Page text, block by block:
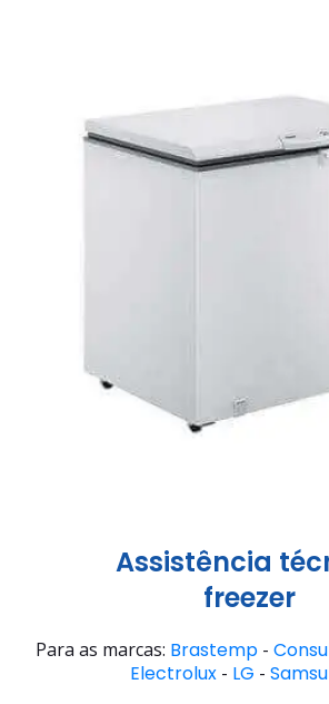
Assistência
freezer
Para as marcas: Brastemp -
Electrolux- LG -